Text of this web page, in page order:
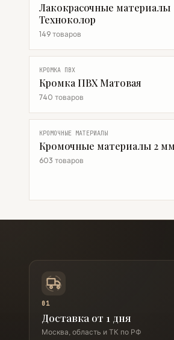
Лакокрасочные материалы
Техноколор
149 товаров
КРОМКА ПВХ
Кромка ПВХ Матовая
740 товаров
КРОМОЧНЫЕ МАТЕРИАЛЫ
Кромочные материалы 2 мм
603 товаров
01
Доставка от 1 дня
Москва, область и ТК по РФ